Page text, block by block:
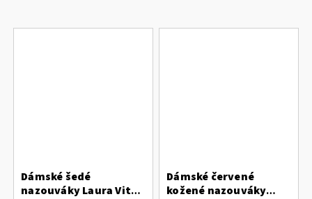
Dámské šedé
nazouváky Laura Vita
Dámské červené
kožené nazouváky